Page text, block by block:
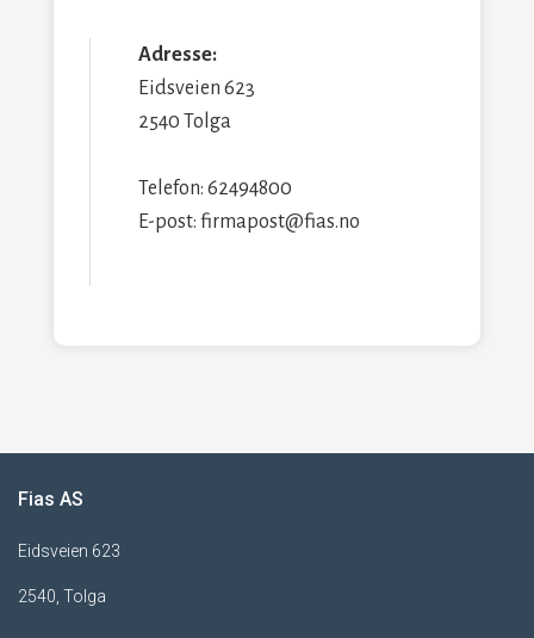
Adresse:
Eidsveien 623
2540 Tolga
Telefon: 62494800
E-post: firmapost@fias.no
Fias AS
Eidsveien 623
2540, Tolga